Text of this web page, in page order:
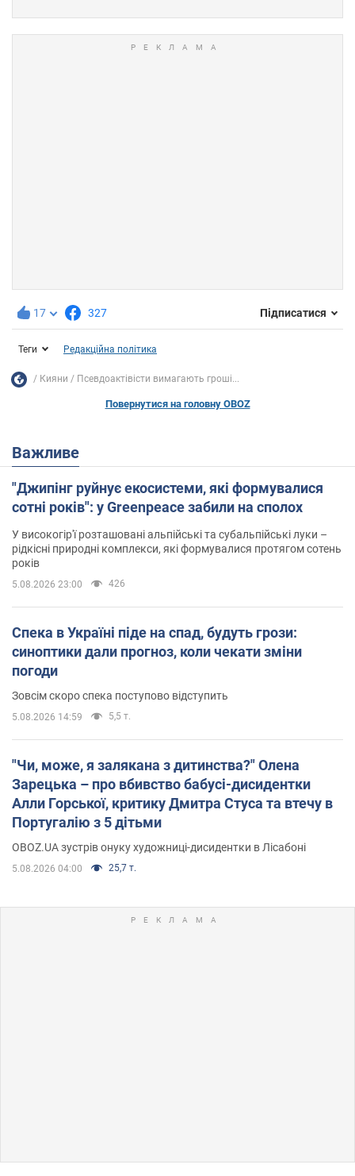
17 327 Підписатися
Теги Редакційна політика
Кияни Псевдоактівісти вимагають гроші...
Повернутися на головну OBOZ
Важливе
"Джипінг руйнує екосистеми, які формувалися
сотні років": у Greenpeace забили на сполох
У високогір'ї розташовані альпійські та субальпійські луки –
рідкісні природні комплекси, які формувалися протягом сотень
років
5.08.2026 23:00 426
Спека в Україні піде на спад, будуть грози:
синоптики дали прогноз, коли чекати зміни
погоди
Зовсім скоро спека поступово відступить
5.08.2026 14:59 5,5 т.
"Чи, може, я залякана з дитинства?" Олена
Зарецька – про вбивство бабусі-дисидентки
Алли Горської, критику Дмитра Стуса та втечу в
Португалію з 5 дітьми
OBOZ.UA зустрів онуку художниці-дисидентки в Лісабоні
5.08.2026 04:00 25,7 т.